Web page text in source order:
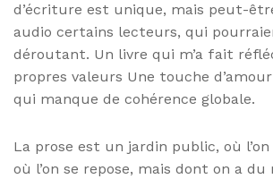
d’écriture est unique, mais peut-
audio certains lecteurs, qui
déroutant. Un livre qui m’a fait
propres valeurs Une touche
qui manque de cohérence globale.
La prose est un jardin public, où
où l’on se repose, mais dont on a